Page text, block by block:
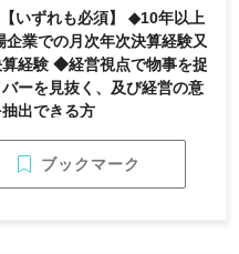
業での月次年次決算経験又
経験 ◆経営視点で物事を捉
ーを見抜く、及び経営の意
出できる方
ブックマーク